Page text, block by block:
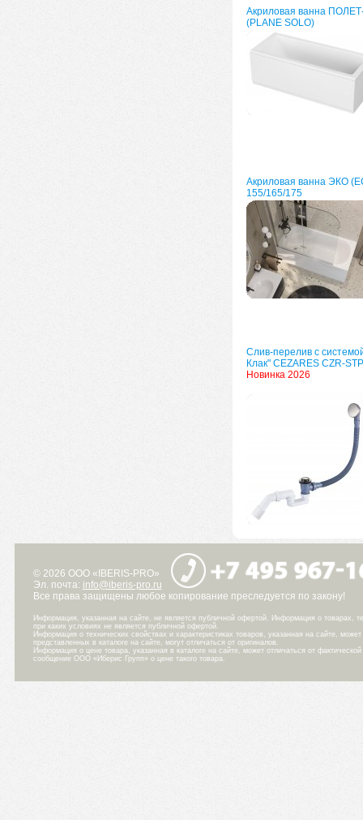
Акриловая ванна
(PLANE SOLO)
Акриловая ванна ЭКО
155/165/175
Слив-перелив с
Клак" CEZARES CZR-
Новинка 2026
© 2026 ООО «IBERIS-PRO»
Эл. почта: info@iberis-pro.ru
Все права защищены любое копирование преследуется по закону!
Информация, указанная на сайте, не является публичной офертой. Информация о товарах,
при каких условиях не является публичной офертой.
Информация о технических свойствах и характеристиках товаров, указанная на сайте,
представленных в каталоге на сайте, могут отличаться от оригиналов.
Информация о цене товара, указанная в каталоге на сайте, может отличаться от
сообщение ООО «Иберис Групп» о цене такого товара.